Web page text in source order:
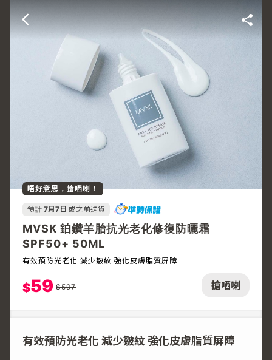
搶哂喇
唔好意思，搶哂喇！
預計 7月7日 或之前送貨
MVSK 鉑鑽羊胎抗光老化修復防曬霜
SPF50+ 50ML
有效預防光老化 減少皺紋 強化皮膚脂質屏障
$59 $597
有效預防光老化 減少皺紋 強化皮膚脂質屏障